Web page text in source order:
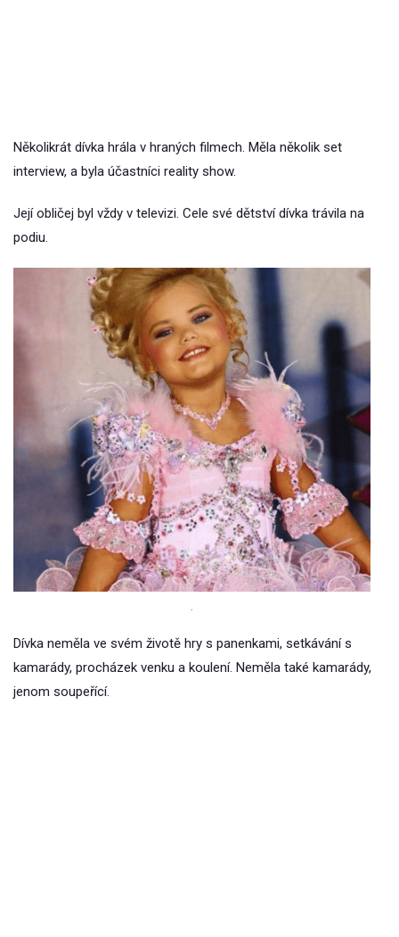
Několikrát dívka hrála v hraných filmech. Měla několik set
interview, a byla účastníci reality show.
Její obličej byl vždy v televizi. Cele své dětství dívka trávila na
podiu.
.
Dívka neměla ve svém životě hry s panenkami, setkávání s
kamarády, procházek venku a koulení. Neměla také kamarády,
jenom soupeřící.